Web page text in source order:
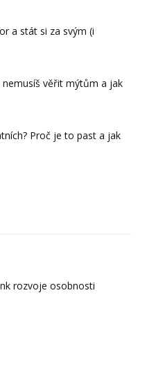
a stát si za svým (i
nemusíš věřit mýtům a jak
Proč je to past a jak
rozvoje osobnosti